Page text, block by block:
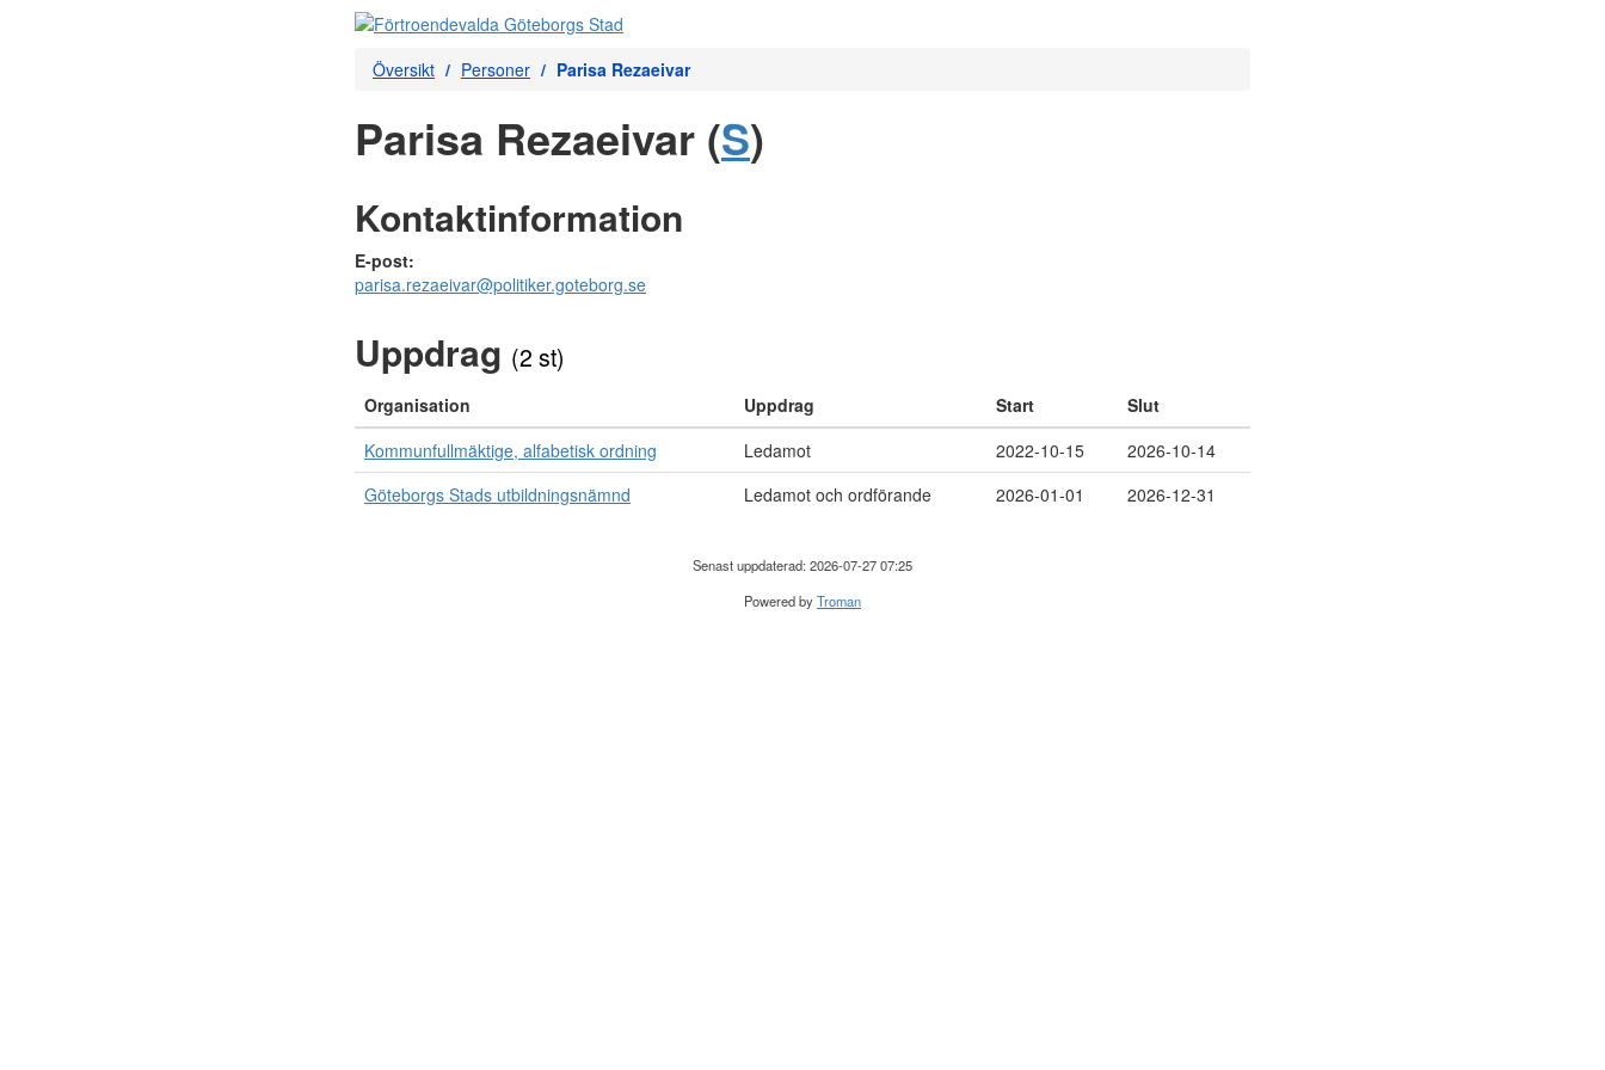
Översikt Personer Parisa Rezaeivar
Parisa Rezaeivar (S)
Kontaktinformation
E-post:
parisa.rezaeivar@politiker.goteborg.se
Uppdrag (2 st)
Organisation Uppdrag Start
Slut
Kommunfullmäktige, alfabetisk ordning
Ledamot 2022-10-15
2026-10-14
Göteborgs Stads utbildningsnämnd
Ledamot och ordförande 2026-01-01 2026-12-31
Senast uppdaterad: 2026-07-27 07:25
Powered byTroman